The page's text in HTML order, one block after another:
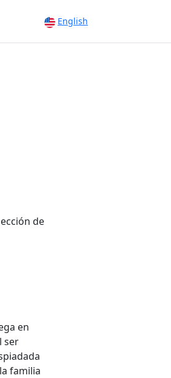
English
de
en
ser
familia